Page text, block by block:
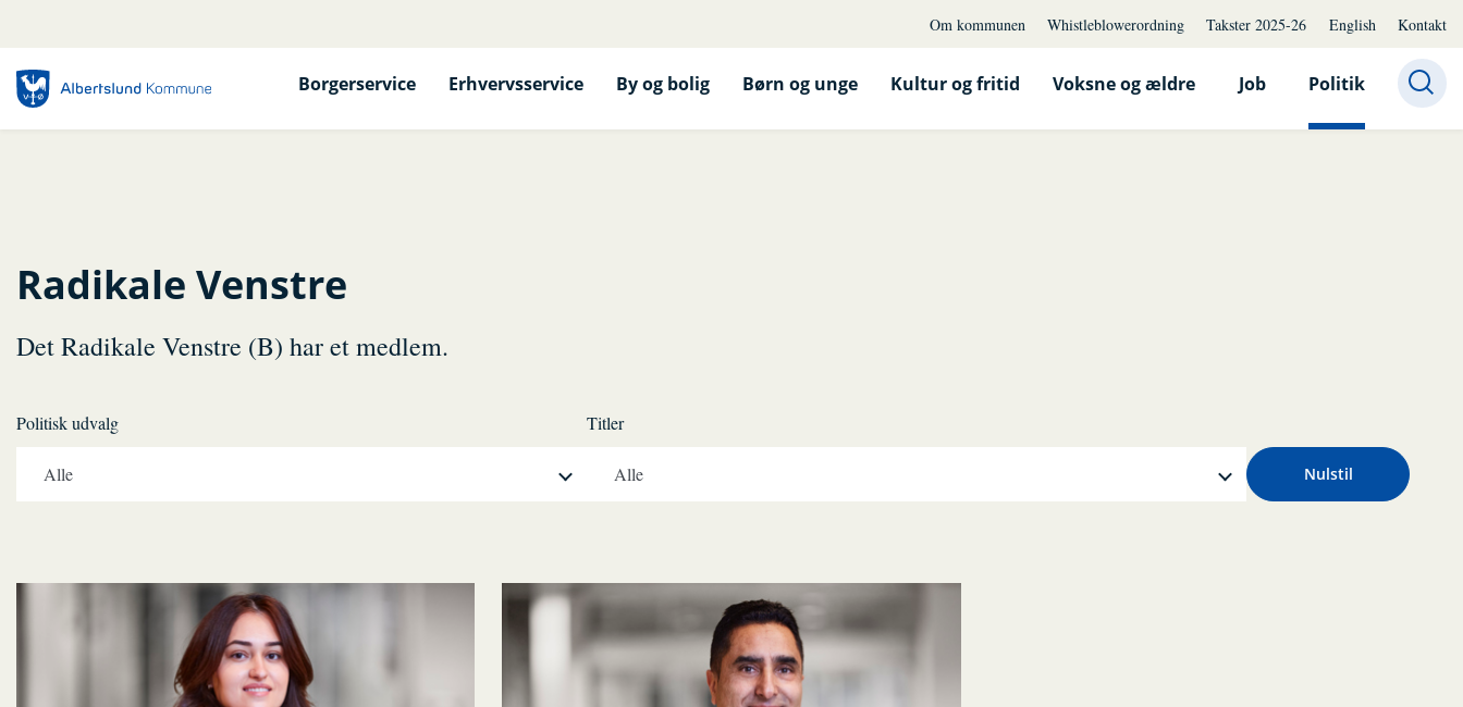
Om kommunen Whistleblowerordning Takster 2025-26 English Kontakt
Borgerservice Erhvervsservice By og bolig Børn og unge Kultur og fritid Voksne og ældre Job Politik
Radikale Venstre
Det Radikale Venstre (B) har et medlem.
Politisk udvalg Titler
Nulstil